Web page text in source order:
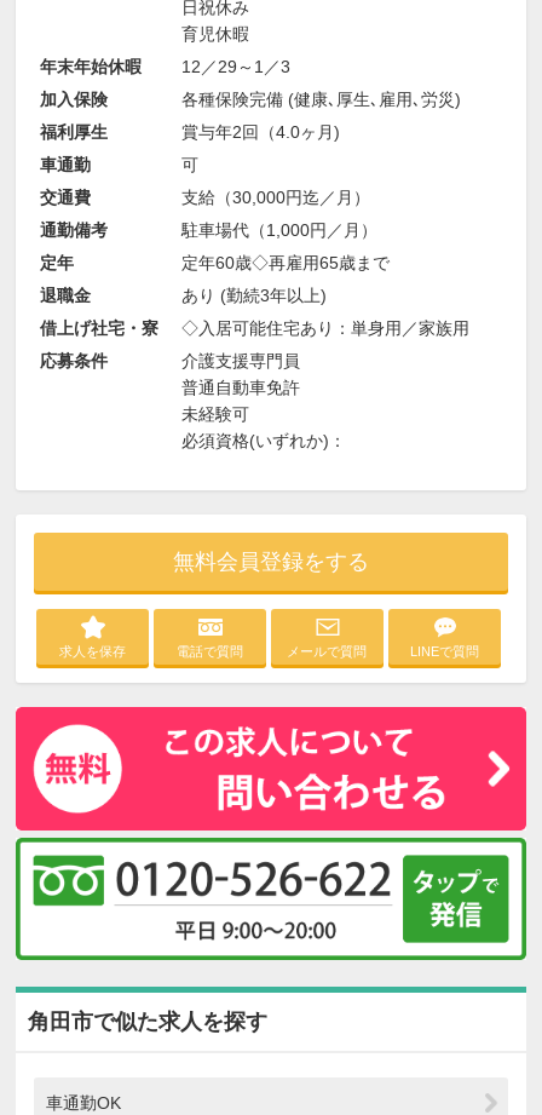
日祝休み
育児休暇
年末年始休暇
12／29～1／3
加入保険
各種保険完備 (健康､厚生､雇用､労災)
福利厚生
賞与年2回（4.0ヶ月)
車通勤
可
交通費
支給（30,000円迄／月）
通勤備考
駐車場代（1,000円／月）
定年
定年60歳◇再雇用65歳まで
退職金
あり (勤続3年以上)
借上げ社宅・寮
◇入居可能住宅あり：単身用／家族用
応募条件
介護支援専門員
普通自動車免許
未経験可
必須資格(いずれか)：
無料会員登録をする
求人を保存 電話で質問 メールで質問 LINEで質問
角田市で似た求人を探す
車通勤OK